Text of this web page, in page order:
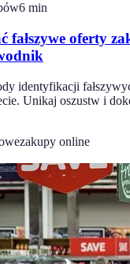
6 min
fałszywe oferty
identyfikacji
Unikaj oszustw i
zakupy online